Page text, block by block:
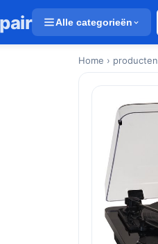
Alle categorieën
Home › producten